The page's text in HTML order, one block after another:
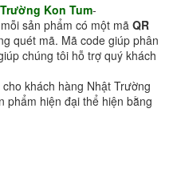
Kon Tum-
sản phẩm có một mã QR
quét mã. Mã code giúp phân
chúng tôi hỗ trợ quý khách
khách hàng Nhật Trường
phẩm hiện đại thể hiện bằng